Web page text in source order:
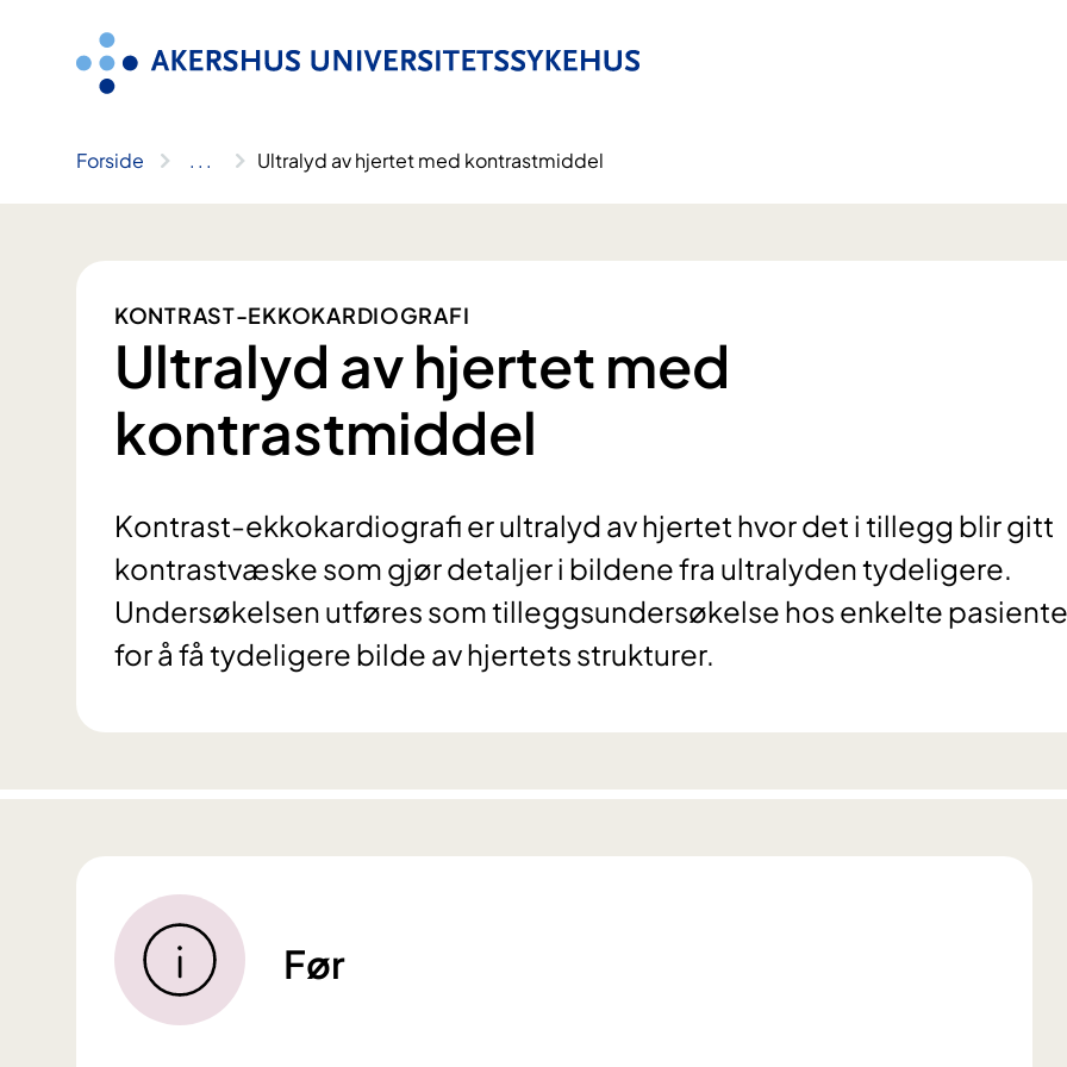
Forside .. . Ultralyd av hjertet med kontrastmiddel
KONTRAST-EKKOKARDIOGRAFI
Ultralyd av hjertet med
kontrastmiddel
Kontrast-ekkokardiografi er ultralyd av hjertet hvor det i tillegg blir gitt
kontrastvæske som gjør detaljer i bildene fra ultralyden tydeligere.
Undersøkelsen utføres som tilleggsundersøkelse hos enkelte
for å få tydeligere bilde av hjertets strukturer.
Før